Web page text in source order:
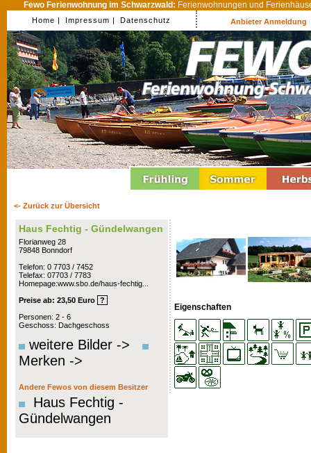
Fewo Ferienwohnung im Schwarzwald: Ferienwohnungen und
Home | Impressum | Datenschutz Anbieter Anmeldung
<- Zurück zur Übersicht
Haus Fechtig - Gündelwangen
Florianweg 28
79848 Bonndorf
Telefon: 0 7703 / 7452
Telefax: 07703 / 7783
Homepage:www.sbo.de/haus-fechtig...
Preise ab: 23,50 Euro ?
Personen: 2 - 6
Geschoss: Dachgeschoss
weitere Bilder ->
Merken ->
Andere Fewos von diesem Besitzer
Haus Fechtig -
Gündelwangen
Eigenschaften